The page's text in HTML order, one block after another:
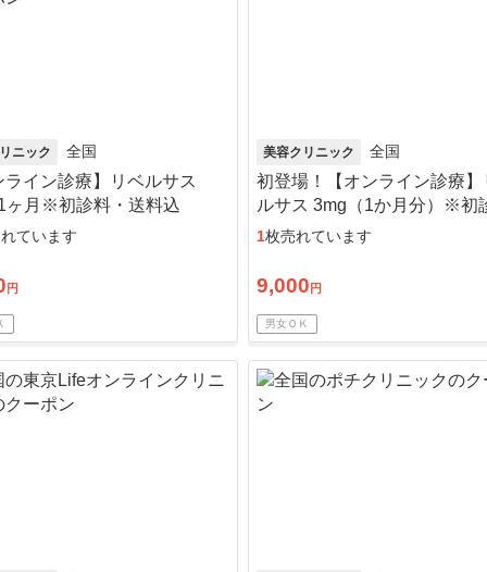
ニック 全国
ライン診療】リベルサス
ヶ月※初診料・送料込
ています
円
美容クリニック 全国
初登場！【オンライン診療】
ルサス 3mg（1か月分）※初
送料込
1枚売れています
9,000 円
男女ＯＫ